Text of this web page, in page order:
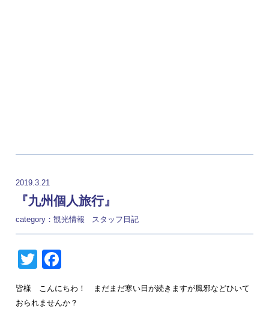
2019.3.21
『九州個人旅行』
category： 観光情報 スタッフ日記
Twitter
皆様 こんにちわ！ まだまだ寒い日が続きますが風邪などひいて
おられませんか？